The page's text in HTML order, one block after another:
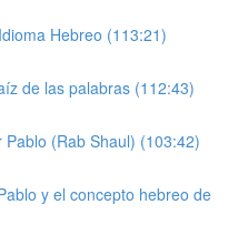
Hebreo (113:21)
de las palabras (112:43)
(Rab Shaul) (103:42)
y el concepto hebreo de